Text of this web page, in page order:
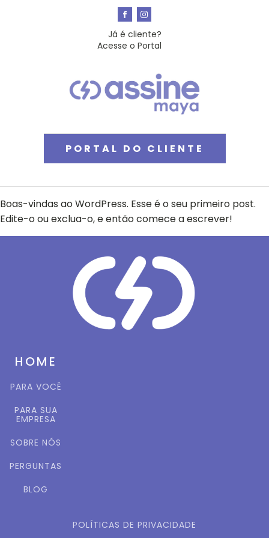
Já é cliente?
Acesse o Portal
PORTAL DO CLIENTE
Boas-vindas ao WordPress. Esse é o seu primeiro post.
Edite-o ou exclua-o, e então comece a escrever!
HOME
PARA VOCÊ
PARA SUA
EMPRESA
SOBRE NÓS
PERGUNTAS
BLOG
POLÍTICAS DE PRIVACIDADE